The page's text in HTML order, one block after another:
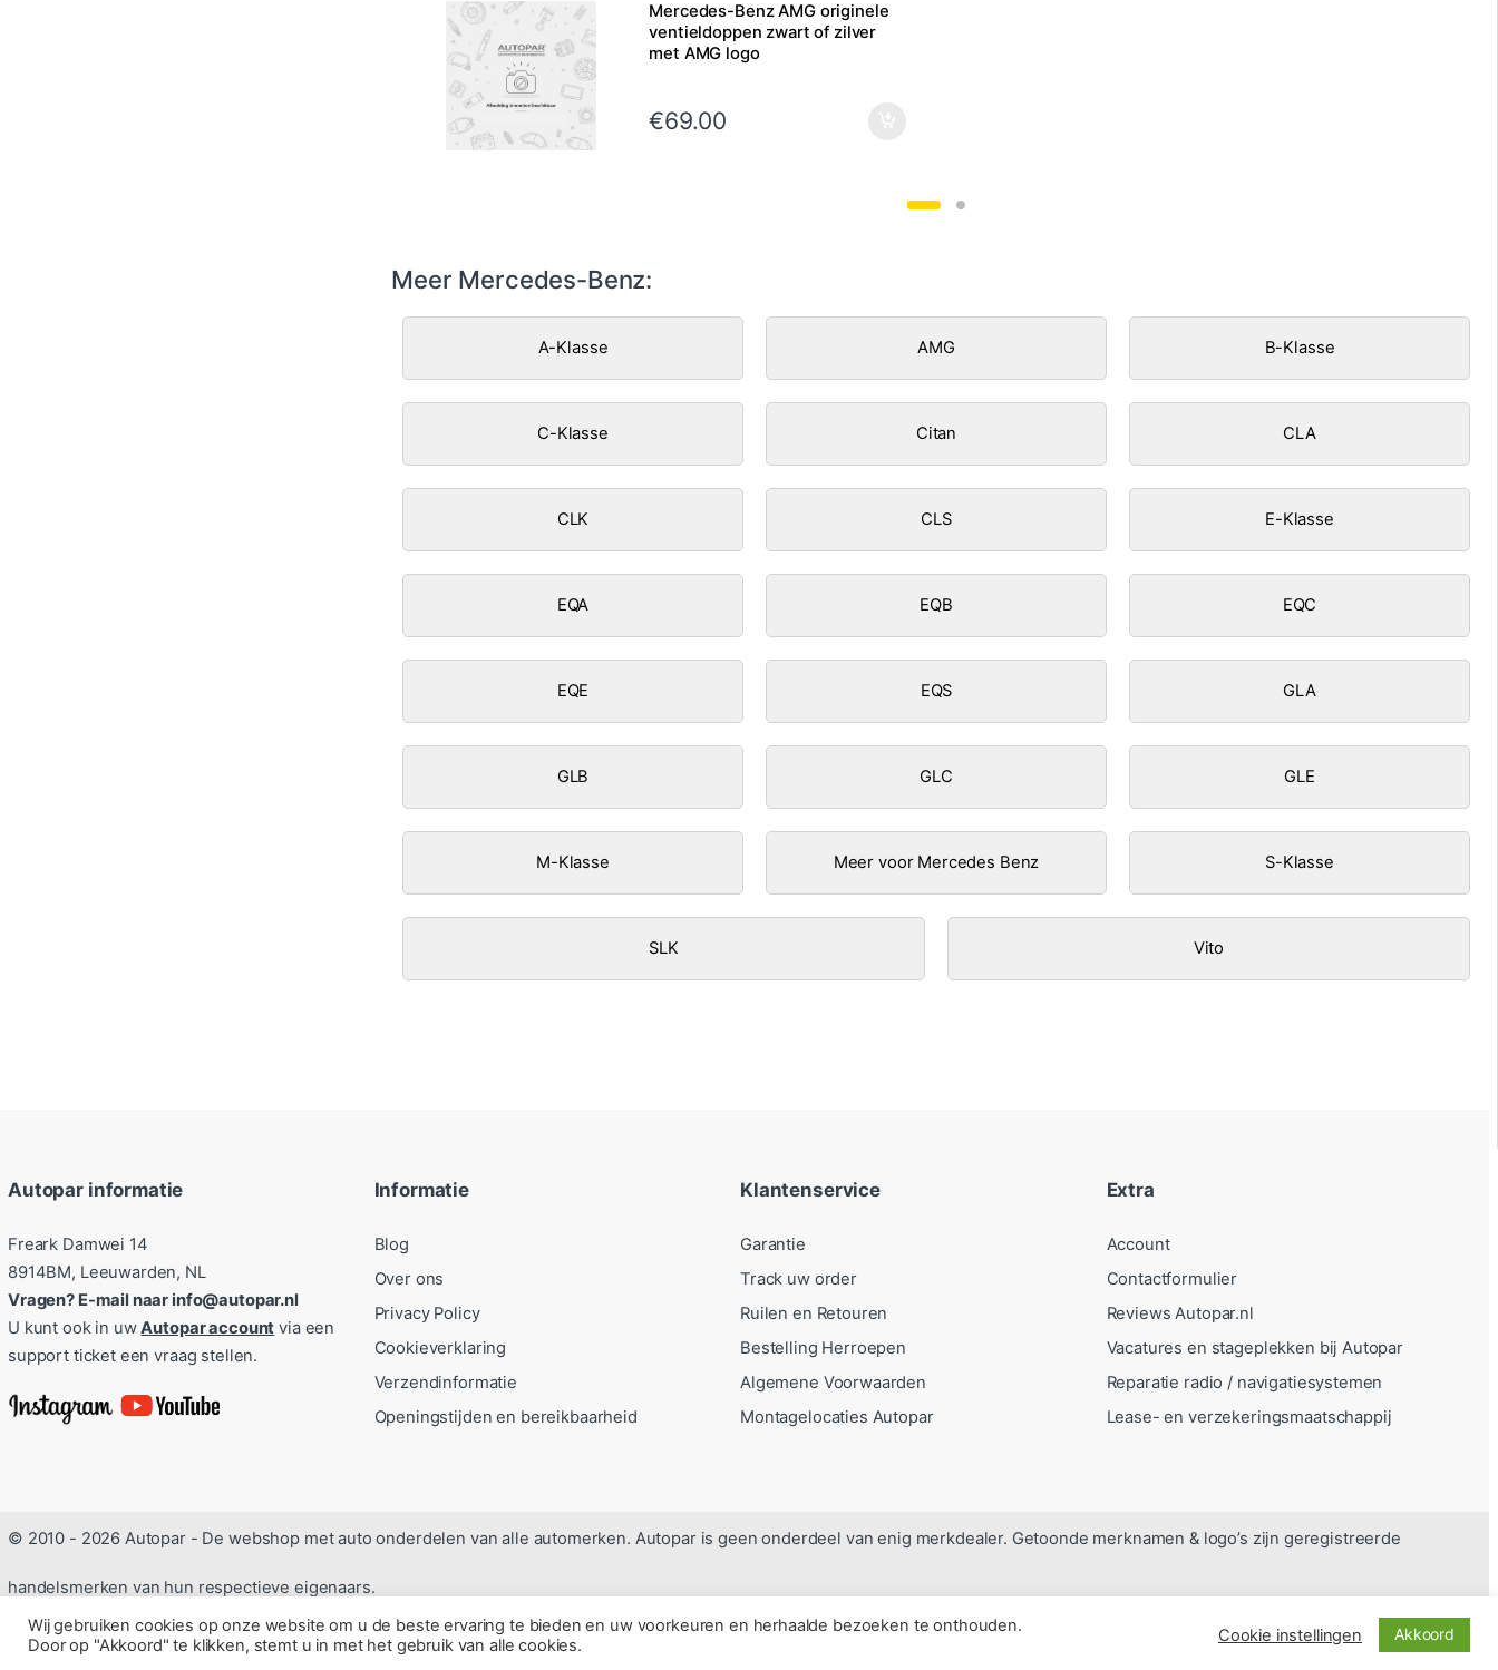
Mercedes-Benz AMG originele
ventieldoppen zwart of zilver
met AMG logo
€69.00
Meer Mercedes-Benz:
A-Klasse AMG B-Klasse
C-Klasse Citan CLA
CLK CLS E-Klasse
EQA EQB EQC
EQE EQS GLA
GLB GLC GLE
M-Klasse Meer voor Mercedes Benz S-Klasse
SLK Vito
Autopar informatie
Freark Damwei 14
8914BM, Leeuwarden, NL
Vragen? E-mail naar info@autopar.nl
U kunt ook in uwAutopar account via een
support ticket een vraag stellen.
Informatie
Blog
Over ons
Privacy Policy
Cookieverklaring
Verzendinformatie
Openingstijden en bereikbaarheid
Klantenservice
Garantie
Track uw order
Ruilen en Retouren
Bestelling Herroepen
Algemene Voorwaarden
Montagelocaties Autopar
Extra
Account
Contactformulier
Reviews Autopar.nl
Vacatures en stageplekken bij Autopar
Reparatie radio / navigatiesystemen
Lease- en verzekeringsmaatschappij
© 2010 - 2026 Autopar - De webshop met auto onderdelen van alle automerken. Autopar is geen onderdeel van enig merkdealer. Getoonde merknamen & logo’s zijn geregistreerde
handelsmerken van hun respectieve eigenaars.
Wij gebruiken cookies op onze website om u de beste ervaring te bieden en uw voorkeuren en herhaalde bezoeken te onthouden.
Door op "Akkoord" te klikken, stemt u in met het gebruik van alle cookies.
Cookie instellingen Akkoord